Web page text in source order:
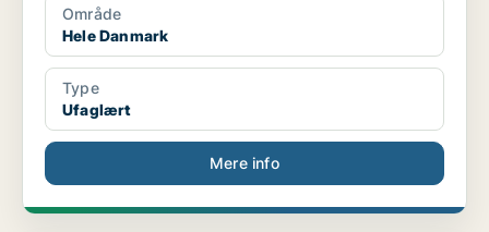
Område
Hele Danmark
Type
Ufaglært
Mere info